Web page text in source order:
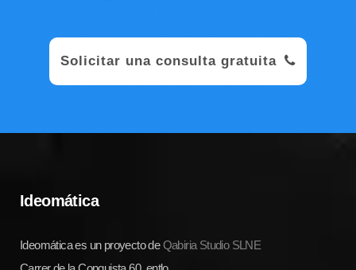
Solicitar una consulta gratuita
Ideomática
Ideomática es un proyecto deQabiria Studio SLNE